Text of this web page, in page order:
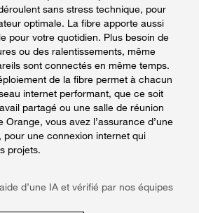
sans stress technique, pour
optimale. La fibre apporte aussi
pour votre quotidien. Plus besoin de
ou des ralentissements, même
sont connectés en même temps.
de la fibre permet à chacun
internet performant, que ce soit
partagé ou une salle de réunion
Orange, vous avez l’assurance d’une
une connexion internet qui
projets.
d’une IA et vérifié par nos équipes